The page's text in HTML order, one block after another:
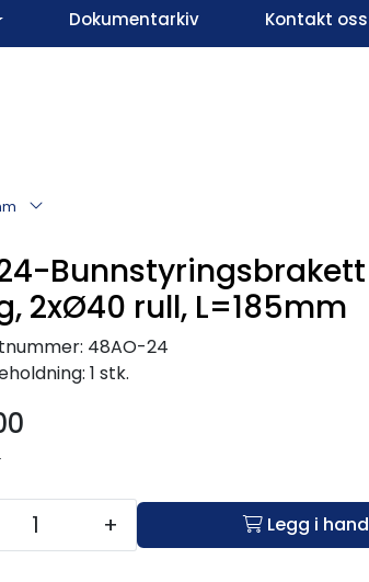
Infosenter
Dokumentarkiv Kontakt oss
2xØ40 rull, L=185mm
48AO-24
1 stk.
+ Legg i